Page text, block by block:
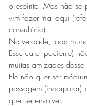
o espírito. Mas não se
vim fazer mal aqui
consultório).
Na verdade, todo
Esse cara (paciente)
muitas amizades
Ele não quer ser
passagem (incorporar)
quer se envolver.